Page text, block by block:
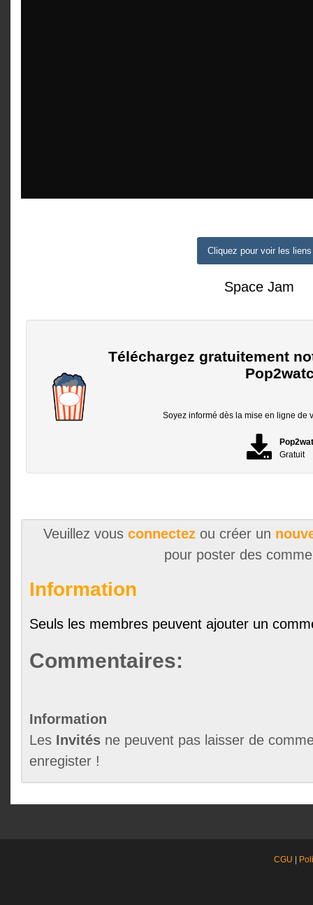
Cliquez pour voir les liens
Space Jam
Téléchargez gratuitement
Soyez informé dès la mise en ligne de
Gratuit
Veuillez vous connectezou créer un
pour poster des
Information
Seuls les membres peuvent ajouter un
Commentaires:
Information
Les Invités ne peuvent pas laisser de
enregister !
CGU